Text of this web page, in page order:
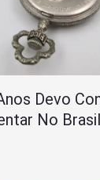
Devo
No Brasil